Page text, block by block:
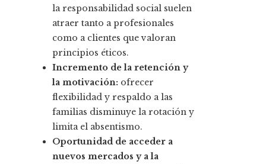
la responsabilidad social suelen
atraer tanto a profesionales
como a clientes que valoran
principios éticos.
Incremento de la retención y
la motivación: ofrecer
flexibilidad y respaldo a las
familias disminuye la rotación y
limita el absentismo.
Oportunidad de acceder a
nuevos mercados y a la